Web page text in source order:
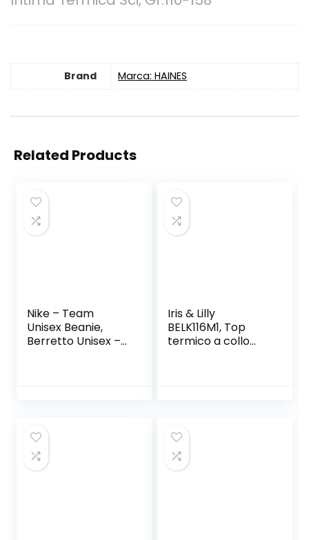
Brand Marca: HAINES
Related Products
Nike – Team
Unisex Beanie,
Berretto Unisex –
Iris & Lilly
BELK116M1, Top
termico a collo